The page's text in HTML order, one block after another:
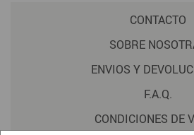
CONTACTO
SOBRE
ENVIOS Y
F.A.Q.
CONDICIONES DE